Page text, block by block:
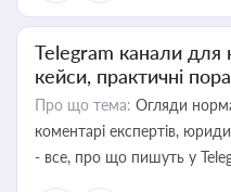
Telegram канали для
кейси, практичні
Про що тема: Огляди
коментарі експертів,
- все, про що пишуть у